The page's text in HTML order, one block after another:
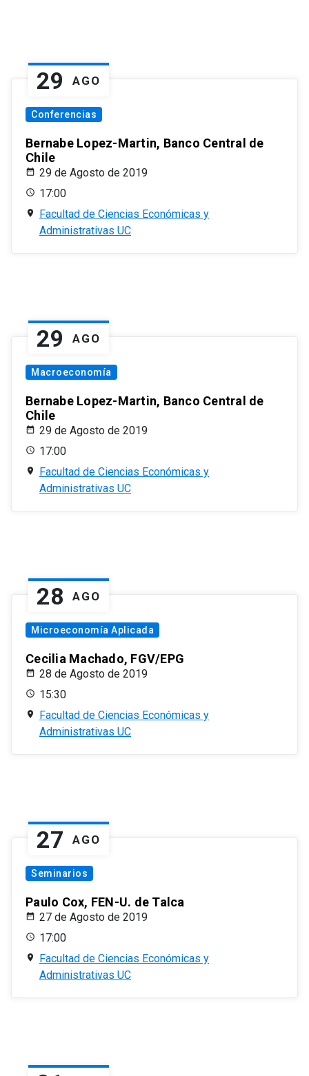
29 AGO
Conferencias
Bernabe Lopez-Martin, Banco Central de
Chile
29 de Agosto de 2019
17:00
Facultad de Ciencias Económicas y
Administrativas UC
29 AGO
Macroeconomía
Bernabe Lopez-Martin, Banco Central de
Chile
29 de Agosto de 2019
17:00
Facultad de Ciencias Económicas y
Administrativas UC
28 AGO
Microeconomía Aplicada
Cecilia Machado, FGV/EPG
28 de Agosto de 2019
15:30
Facultad de Ciencias Económicas y
Administrativas UC
27 AGO
Seminarios
Paulo Cox, FEN-U. de Talca
27 de Agosto de 2019
17:00
Facultad de Ciencias Económicas y
Administrativas UC